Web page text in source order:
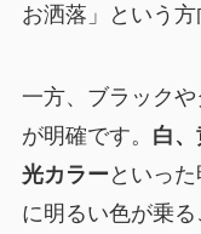
お洒落」という方
一方、ブラック
が明確です。 白
光カラー といっ
に明るい色が乗